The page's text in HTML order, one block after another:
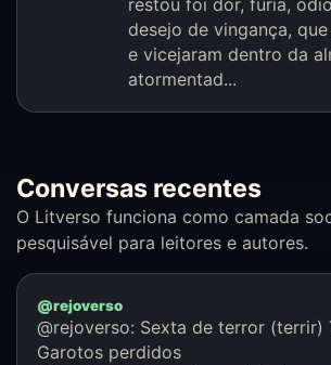
restou foi dor, fúria,
desejo de vingança,
e vicejaram dentro da
atormentad...
Conversas recentes
O Litverso funciona como camada
pesquisável para leitores e autores.
@rejoverso
@rejoverso: Sexta de terror (terrir)
Garotos perdidos